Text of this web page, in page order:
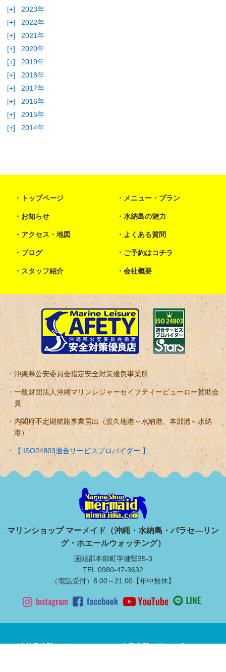
[+]
2023年
[+]
2022年
[+]
2021年
[+]
2020年
[+]
2019年
[+]
2018年
[+]
2017年
[+]
2016年
[+]
2015年
[+]
2014年
トップページ メニュー・プラン
お知らせ 水納島の魅力
アクセス・地図 よくある質問
ブログ ご予約はコチラ
スタッフ紹介 会社概要
沖縄県公安委員会指定安全対策優良事業所
一般財団法人沖縄マリンレジャーセイフティービューロー賛助会
員
内閣府不定期航路事業届出（渡久地港～水納港、本部港～水納
港）
【 ISO24803適合サービスプロバイダー 】
マリンショップ マーメイド（沖縄・水納島・パラセ―リン
グ・ホエールウォッチング）
国頭郡本部町字健堅35-3
TEL:0980-47-3632
（電話受付）8:00～21:00【年中無休】
水納島上陸ツアー 本島北部マリンスポーツ